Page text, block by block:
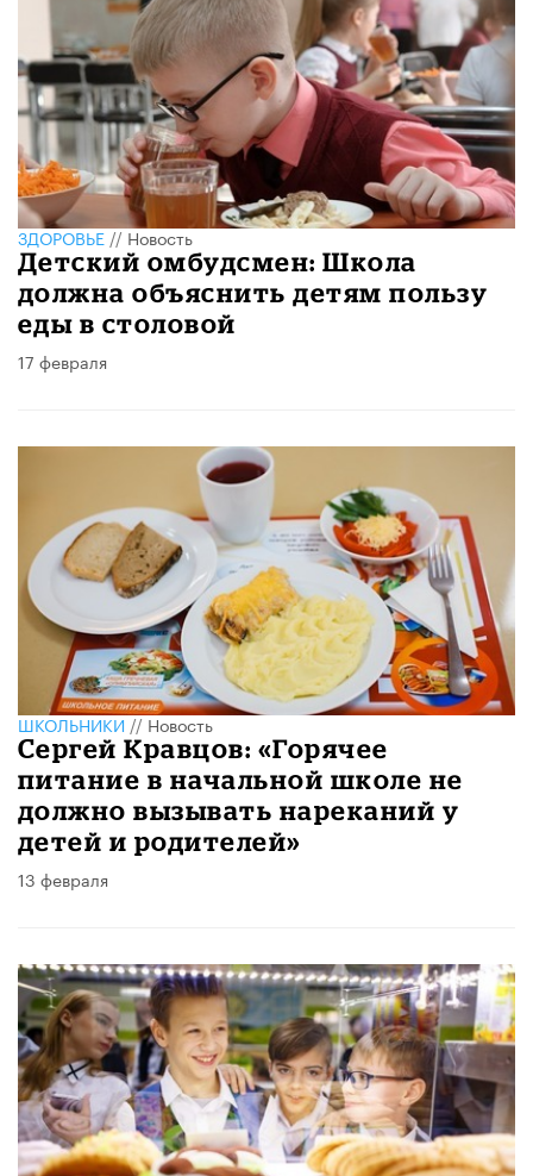
ЗДОРОВЬЕ//Новость
Детский омбудсмен: Школа
должна объяснить детям пользу
еды в столовой
17 февраля
ШКОЛЬНИКИ//Новость
Сергей Кравцов: «Горячее
питание в начальной школе не
должно вызывать нареканий у
детей и родителей»
13 февраля